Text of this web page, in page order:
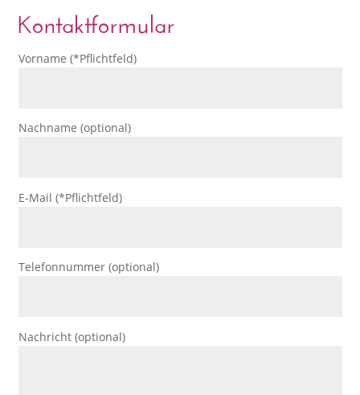
Kontaktformular
Vorname (*Pflichtfeld)
Nachname (optional)
E-Mail (*Pflichtfeld)
Telefonnummer (optional)
Nachricht (optional)